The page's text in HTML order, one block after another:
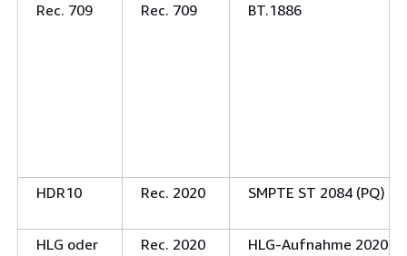
Rec. 709 Rec. 709 BT.1886
HDR10 Rec. 2020 SMPTE ST 2084 (PQ)
HLG oder
Rec. 2020
HLG-Aufnahme 2020